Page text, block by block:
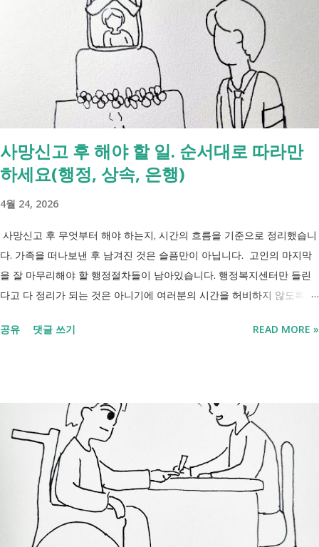
사망신고 후 해야 할 일. 순서대로 따라만
하세요(행정, 상속, 은행)
4월 24, 2026
사망신고 후 무엇부터 해야 하는지, 시간의 흐름을 기준으로 정리했습니
다. 가족을 떠나보낸 후 남겨진 것은 슬픔만이 아닙니다. 고인의 마지막
을 잘 마무리해야 할 행정절차들이 남아있습니다. 행정복지센터만 들린
다고 다 정리가 되는 것은 아니기에 여러분의 시간을 허비하지 않도록 정
처리까지 이 흐름만 따라가시면 됩니다. 장례 후 행정 절차 타임라인 장
모든 절차를 대신 처리해주지는 않습니다. 행정복지센터에서는 - 금융재
산, 부동산, 세금, 연금 등 '조회' 신청할 수 있습니다. 나머지는 직접 해야
합니다. - 상속포기 또는 한정승인 법원 - 상속세, 취득세 신고 세무서, 시
군구청 - 예금 인출, 보험금 청구 은행, 보험사 사망신고 당일에 끝낼 수
있는 건 '신청까지', 처리는 2주 후 부터입니다. [조회되는 것 vs 안되는
것] 구분 조회 가능 조회 불가 금융 은행, 보험, 증권 사금융, 개인 간 거래
세금 국세, 지방세 - 자산 부동산, 자동차 해외 자산, 현금 기타 연금 사업
공유 댓글 쓰기 READ MORE »